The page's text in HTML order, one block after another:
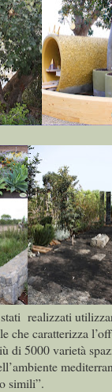
realizzati
che caratterizza
di 5000 varietà
simili”.